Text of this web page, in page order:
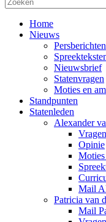
Home
Nieuws
Persberichten
Nieuwsbrief
Statenvragen
Moties en
Standpunten
Statenleden
Alexander
Vragen
Opinie
Moties
Mail
Patricia van
Mail